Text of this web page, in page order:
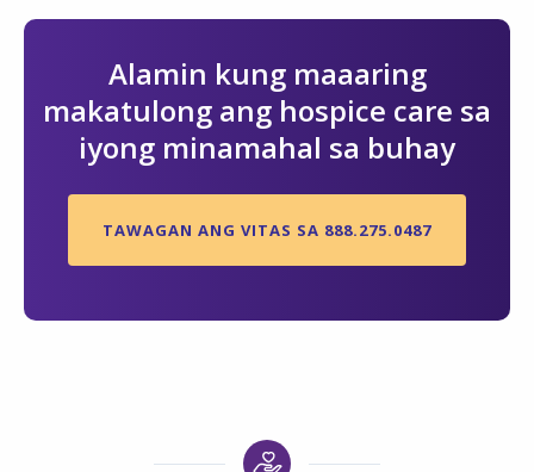
Alamin kung maaaring
makatulong ang hospice care sa
iyong minamahal sa buhay
TAWAGAN ANG VITAS SA 888.275.0487